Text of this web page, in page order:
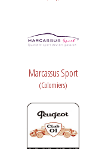
Marcassus Sport
(Colomiers)